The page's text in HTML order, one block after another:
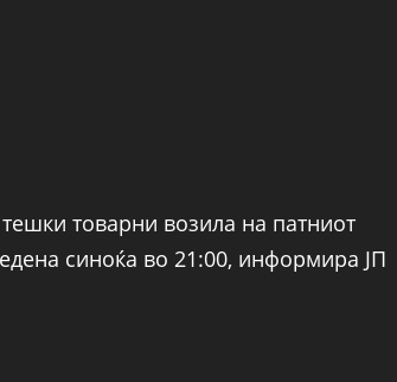
товарни возила на патниот
синоќа во 21:00, информира ЈП